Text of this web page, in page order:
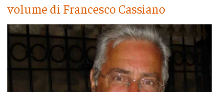
volume di Francesco Cassiano